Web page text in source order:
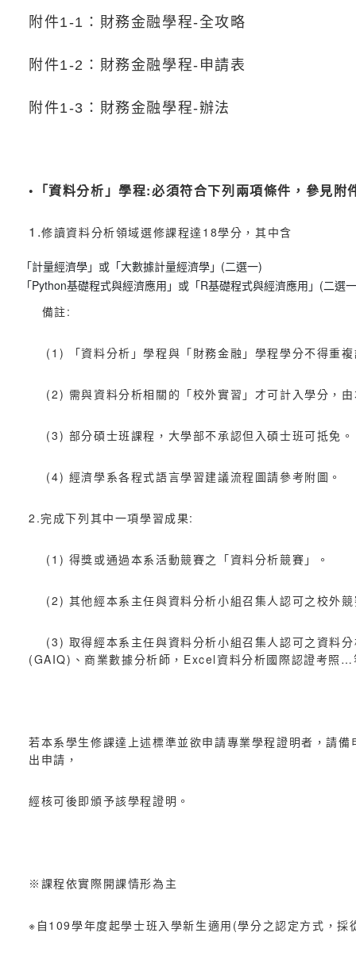
附件1-1： 財務金融學程-全攻略
附件1-2： 財務金融學程-申請表
附件1-3： 財務金融學程-辦法
•「資料分析」學程:必須符合下列兩項條件，參見附
1.修讀資料分析領域選修課程達18學分，其中含
「計量經濟學」或「大數據計量經濟學」(二選一)
「Python基礎程式與經濟應用」或「R基礎程式與經濟應用」(二選
備註:
(1) 「資料分析」學程與「財務金融」學程學分不得重複
(2) 需與資料分析相關的「校外實習」才可計入學分，
(3) 部分碩士班課程，大學部不承認但入碩士班可抵免。
(4) 經濟學系各程式語言學習建議流程圖請參考附圖。
2.完成下列其中一項學習成果:
(1) 得獎或通過本系活動競賽之「資料分析競賽」。
(2) 其他經本系主任與資料分析小組召集人認可之校外競
(3) 取得經本系主任與資料分析小組召集人認可之資
(GAIQ)、商業數據分析師，Excel資料分析國際認證考照
若本系學生修課達上述標準並欲申請專業學程證明者，請
出申請，
經核可後即頒予該學程證明。
※課程依實際開課情形為主
※自109學年度起學士班入學新生適用(學分之認定方式，採